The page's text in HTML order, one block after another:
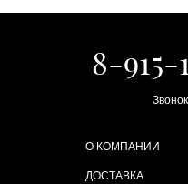
8-915-
О КОМПАНИИ
ДОСТАВКА